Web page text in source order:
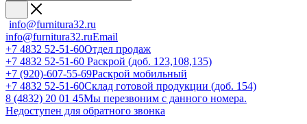
info@furnitura32.ru
info@furnitura32.ruEmail
+7 4832 52-51-60Отдел продаж
+7 4832 52-51-60 Раскрой (доб. 123,108,135)
+7 (920)-607-55-69Раскрой мобильный
+7 4832 52-51-60Склад готовой продукции (доб. 154)
8 (4832) 20 01 45Мы перезвоним с данного номера.
Недоступен для обратного звонка